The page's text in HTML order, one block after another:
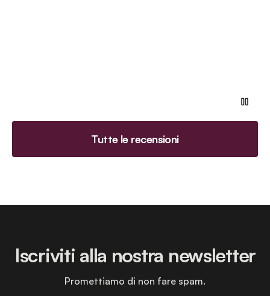
Tutte le recensioni
Iscriviti alla nostra newsletter
Promettiamo di non fare spam.